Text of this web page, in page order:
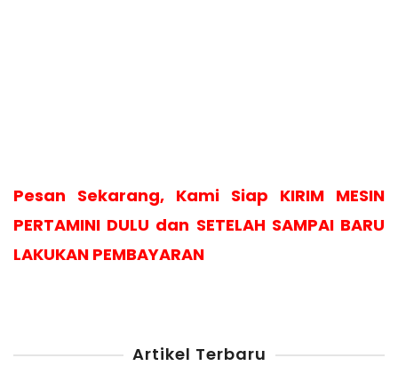
Pesan Sekarang, Kami Siap KIRIM MESIN
PERTAMINI DULU dan SETELAH SAMPAI BARU
LAKUKAN PEMBAYARAN
Artikel Terbaru